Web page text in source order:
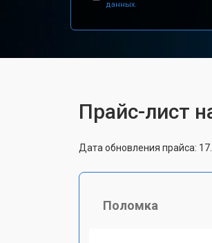
данных.
Прайс-лист
Дата обновления прайса:
Поломка